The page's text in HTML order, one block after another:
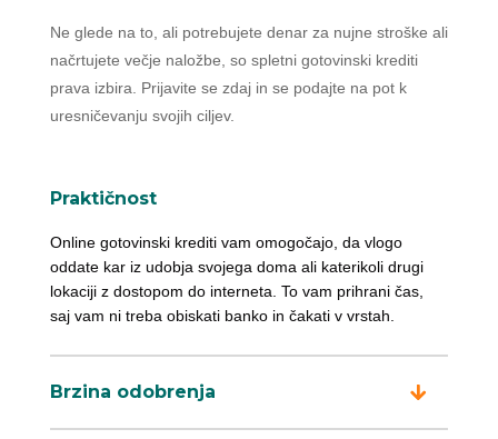
Ne glede na to, ali potrebujete denar za nujne stroške ali
načrtujete večje naložbe, so spletni gotovinski krediti
prava izbira. Prijavite se zdaj in se podajte na pot k
uresničevanju svojih ciljev.
Praktičnost
Online gotovinski krediti vam omogočajo, da vlogo
oddate kar iz udobja svojega doma ali katerikoli drugi
lokaciji z dostopom do interneta. To vam prihrani čas,
saj vam ni treba obiskati banko in čakati v vrstah.
Brzina odobrenja